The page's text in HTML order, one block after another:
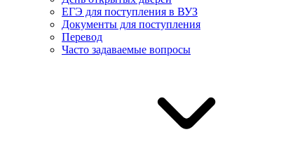
ЕГЭ для поступления в ВУЗ
Документы для поступления
Перевод
Часто задаваемые вопросы